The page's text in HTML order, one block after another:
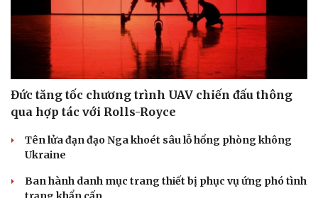
Sức khỏe
Cây thuốc
Blog
Đức tăng tốc chương trình UAV chiến đấu thông
qua hợp tác với Rolls-Royce
Tên lửa đạn đạo Nga khoét sâu lỗ hổng phòng không
Ukraine
Ban hành danh mục trang thiết bị phục vụ ứng phó tình